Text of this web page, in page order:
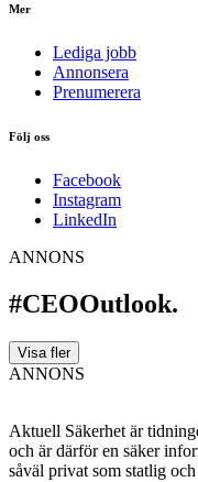
Mer
Lediga jobb
Annonsera
Prenumerera
Följ oss
Facebook
Instagram
LinkedIn
ANNONS
#CEOOutlook.
Visa fler
ANNONS
Aktuell Säkerhet är
och är därför en säker
såväl privat som statlig